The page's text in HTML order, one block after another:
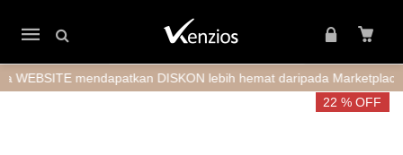
Mobile
navigation
mendapatkan DISKON lebih hemat daripada Marketplace +
22 % OFF